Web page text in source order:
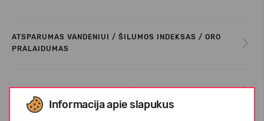
Informacija apie slapukus
ATSPARUMAS VANDENIUI / ŠILUMOS INDEKSAS / ORO
PRALAIDUMAS
REKOMENDUOJAMA TEMPERATŪRA